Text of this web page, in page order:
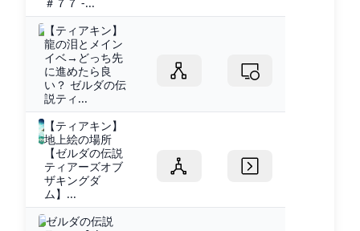
【ティアキン】
龍の泪とメイン
イベ→どっち先
に進めたら良
い？ ゼルダの伝
説ティ...
【ティアキン】
地上絵の場所
【ゼルダの伝説
ティアーズオブ
ザキングダ
ム】...
ゼルダの伝説